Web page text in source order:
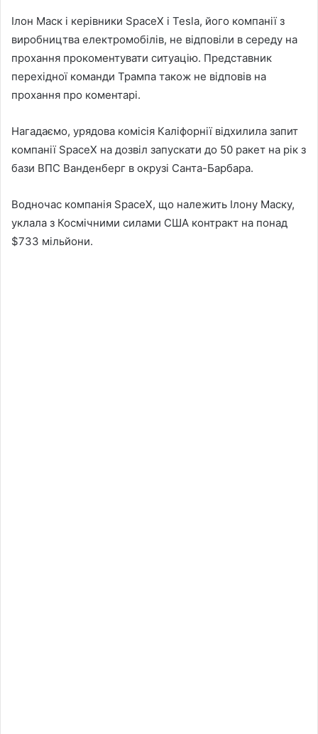
Ілон Маск і керівники SpaceX і Tesla, його компанії з
виробництва електромобілів, не відповіли в середу на
прохання прокоментувати ситуацію. Представник
перехідної команди Трампа також не відповів на
прохання про коментарі.
Нагадаємо, урядова комісія Каліфорнії відхилила запит
компанії SpaceX на дозвіл запускати до 50 ракет на рік з
бази ВПС Ванденберг в окрузі Санта-Барбара.
Водночас компанія SpaceX, що належить Ілону Маску,
уклала з Космічними силами США контракт на понад
$733 мільйони.